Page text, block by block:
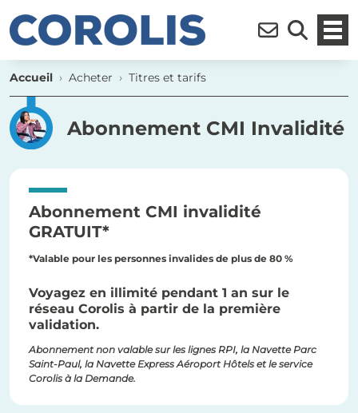
Inscription à la
Moteur de
Accueil Acheter Titres et tarifs
Abonnement CMI Invalidité
Abonnement CMI invalidité
GRATUIT*
*Valable pour les personnes invalides de plus de 80 %
Voyagez en illimité pendant 1 an sur le
réseau Corolis à partir de la première
validation.
Abonnement non valable sur les lignes RPI, la Navette Parc
Saint-Paul, la Navette Express Aéroport Hôtels et le service
Corolis à la Demande.